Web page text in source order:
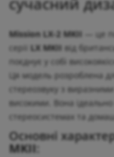
Mission LX-2 MKII — це
серії LX MKII від
поєднує у собі
Ця модель розроблена
стереозвуку з
високими. Вона
стереосистемах та
Основні
MKII